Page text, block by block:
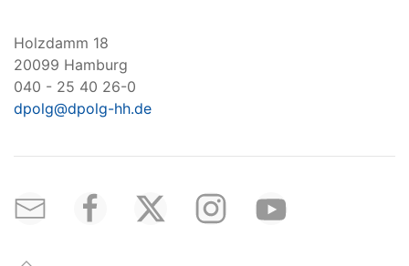
Holzdamm 18
20099 Hamburg
040 - 25 40 26-0
dpolg@dpolg-hh.de